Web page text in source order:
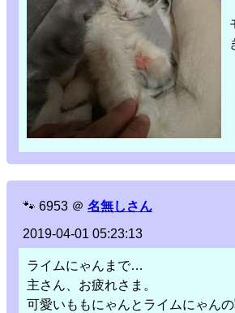
🐾 6953 ＠ 名無しさん
2019-04-01 05:23:13
ライムにゃんまで…
主さん、お疲れさま。
可愛いももにゃんとライムにゃん